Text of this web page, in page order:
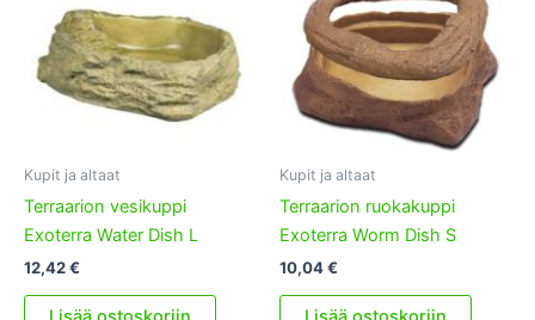
Kupit ja altaat
Terraarion vesikuppi
Exoterra Water Dish L
12,42€
Kupit ja altaat
Terraarion ruokakuppi
Exoterra Worm Dish S
10,04€